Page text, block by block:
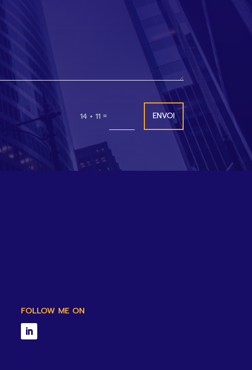
14 + 11= ENVOI
FOLLOW ME ON